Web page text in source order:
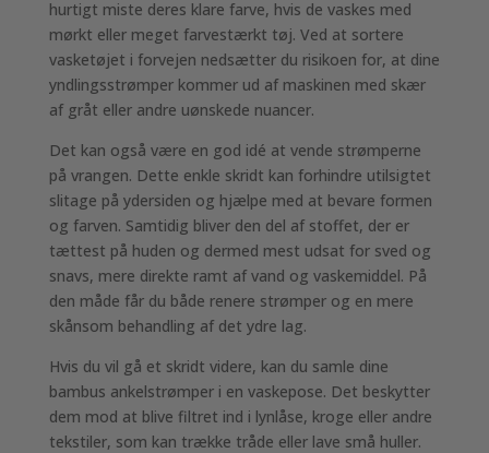
hurtigt miste deres klare farve, hvis de vaskes med
mørkt eller meget farvestærkt tøj. Ved at sortere
vasketøjet i forvejen nedsætter du risikoen for, at dine
yndlingsstrømper kommer ud af maskinen med skær
af gråt eller andre uønskede nuancer.
Det kan også være en god idé at vende strømperne
på vrangen. Dette enkle skridt kan forhindre utilsigtet
slitage på ydersiden og hjælpe med at bevare formen
og farven. Samtidig bliver den del af stoffet, der er
tættest på huden og dermed mest udsat for sved og
snavs, mere direkte ramt af vand og vaskemiddel. På
den måde får du både renere strømper og en mere
skånsom behandling af det ydre lag.
Hvis du vil gå et skridt videre, kan du samle dine
bambus ankelstrømper i en vaskepose. Det beskytter
dem mod at blive filtret ind i lynlåse, kroge eller andre
tekstiler, som kan trække tråde eller lave små huller.